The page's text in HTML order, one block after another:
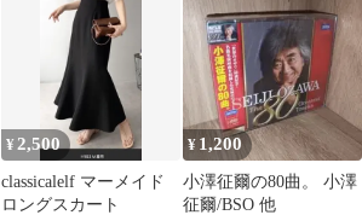
ンペラー 指揮 CD
¥ 2,500
classicalelf マーメイド
ロングスカート
¥ 1,200
小澤征爾の80曲。 小澤
征爾/BSO 他